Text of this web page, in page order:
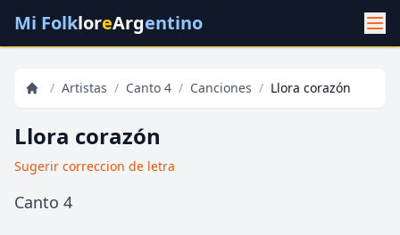
Mi FolkloreArgentino
/ Artistas / Canto 4 / Canciones / Llora corazón
Llora corazón
Sugerir correccion de letra
Canto 4